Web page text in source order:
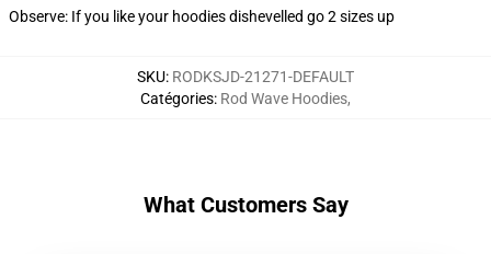
Observe: If you like your hoodies dishevelled go 2 sizes up
SKU: RODKSJD-21271-DEFAULT
Catégories: Rod Wave Hoodies,
What Customers Say